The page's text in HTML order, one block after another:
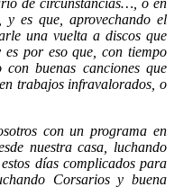
de circunstancias…, o en
y es que, aprovechando el
una vuelta a discos que
por eso que, con tiempo
buenas canciones que
trabajos infravalorados, o
con un programa en
nuestra casa, luchando
días complicados para
Corsarios y buena